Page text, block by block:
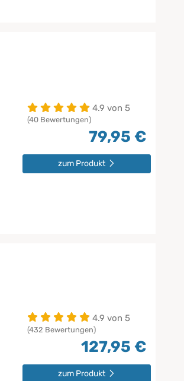
4.9 von 5
(40 Bewertungen)
79,95 €
zum Produkt
4.9 von 5
(432 Bewertungen)
127,95 €
zum Produkt